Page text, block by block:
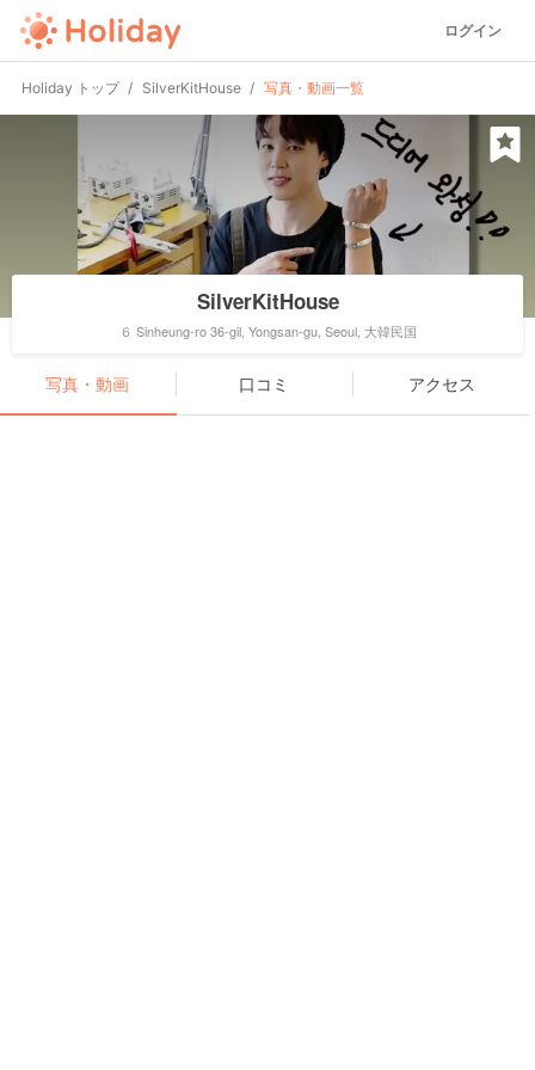
ログイン
Holiday トップ SilverKitHouse 写真・動画一覧
SilverKitHouse
６ Sinheung-ro 36-gil, Yongsan-gu, Seoul, 大韓民国
写真・動画 口コミ アクセス